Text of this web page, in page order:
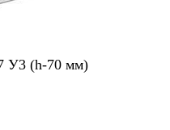
У3 (h-70 мм)